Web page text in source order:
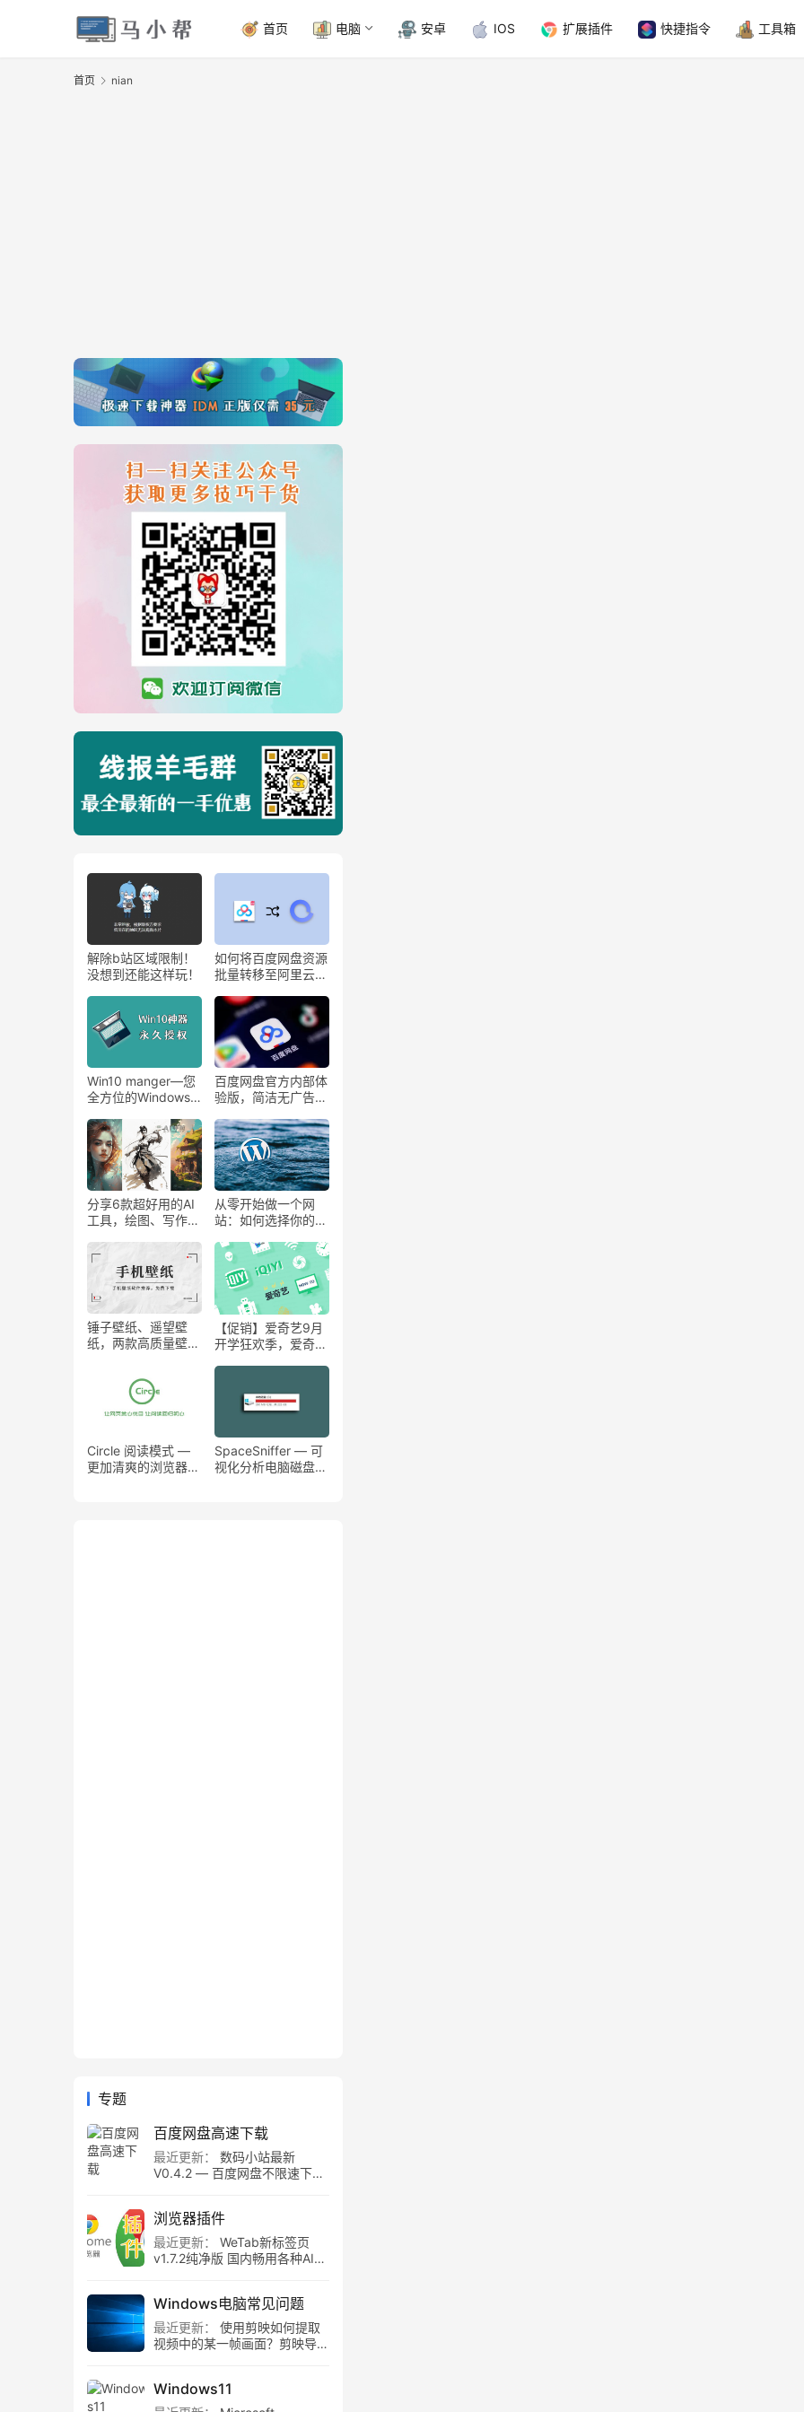
首页 电脑 安卓 IOS 扩展插件 快捷指令 工具箱
首页 nian
解除b站区域限制！
没想到还能这样玩！
如何将百度网盘资源
批量转移至阿里云
具
Win10 manger—您
全方位的Windows
件！
百度网盘官方内部体
验版，简洁无广告下
分享6款超好用的AI
工具，绘图、写作、
复全都是免费的！
从零开始做一个网
站：如何选择你的域
锤子壁纸、遥望壁
纸，两款高质量壁纸
【促销】爱奇艺9月
开学狂欢季，爱奇艺
Circle 阅读模式 —
更加清爽的浏览器阅
SpaceSniffer — 可
视化分析电脑磁盘内
专题
百度网盘高速下载
最近更新：
数码小站最新
V0.4.2 — 百度网盘不限速下载
浏览器插件
最近更新：
WeTab新标签页
v1.7.2纯净版 国内畅用各种AI组
Windows电脑常见问题
最近更新：
使用剪映如何提取
视频中的某一帧画面？剪映导出
Windows11